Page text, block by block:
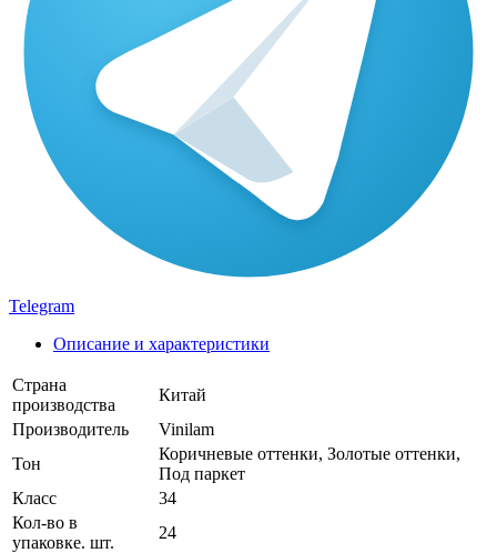
Telegram
Описание и характеристики
Страна
производства
Китай
Производитель
Vinilam
Тон
Коричневые оттенки, Золотые оттенки,
Под паркет
Класс
34
Кол-во в
упаковке. шт.
24